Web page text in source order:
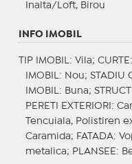
Inalta/Loft, Birou
INFO IMOBIL
TIP IMOBIL : Vila; CURTE
IMOBIL : Nou; STADIU
IMOBIL : Buna;
PERETI EXTERIORI :
Tencuiala, Polistiren
Caramida; FATADA:
metalica; PLANSEE :